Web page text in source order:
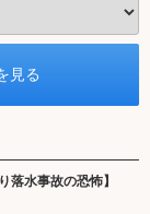
落水事故の恐怖】